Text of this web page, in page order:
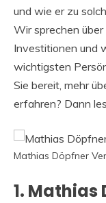
und wie er zu
Wir sprechen
Investitionen und
wichtigsten
Sie bereit, mehr
erfahren? Dann
Mathias Döpfner
1. Mathias